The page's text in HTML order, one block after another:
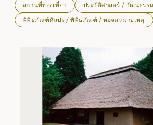
สถานที่ท่องเที่ยว
ประวัติศาสตร์ / วัฒนธรรม
พิพิธภัณฑ์ศิลปะ / พิพิธภัณฑ์ / หอจดหมายเหตุ